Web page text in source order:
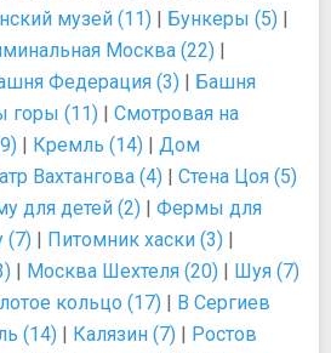
музей (11) | Бункеры (5) |
Москва (22) |
Федерация (3) | Башня
горы (11) | Смотровая на
| Кремль (14) | Дом
Вахтангова (4) | Стена Цоя (5)
для детей (2) | Фермы для
(7) | Питомник хаски (3) |
| Москва Шехтеля (20) | Шуя (7)
кольцо (17) | В Сергиев
(14) | Калязин (7) | Ростов